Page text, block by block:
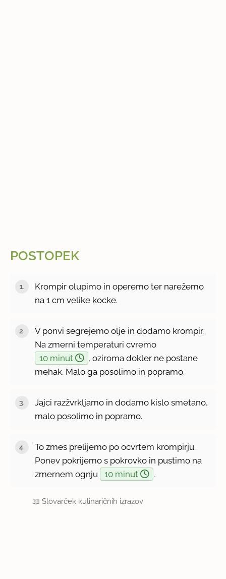
POSTOPEK
Krompir olupimo in operemo ter narežemo
na 1 cm velike kocke.
V ponvi segrejemo olje in dodamo krompir.
Na zmerni temperaturi cvremo
10 minut
, oziroma dokler ne postane
mehak. Malo ga posolimo in popramo.
Jajci razžvrkljamo in dodamo kislo smetano,
malo posolimo in popramo.
To zmes prelijemo po ocvrtem krompirju.
Ponev pokrijemo s pokrovko in pustimo na
zmernem ognju
10 minut .
📖Slovarček kulinaričnih izrazov